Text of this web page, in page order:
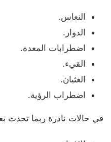
النعاس.
الدوار.
اضطرابات المعدة.
القيء.
الغثيان.
اضطراب الرؤية.
في حالات نادرة ربما تحدث